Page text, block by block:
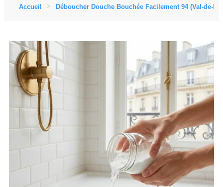
Accueil Déboucher Douche Bouchée Facilement 94 (Val-de-